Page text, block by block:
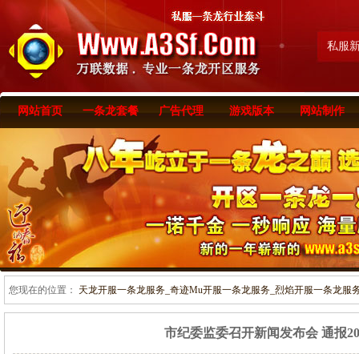
私服
网站首页 一条龙套餐 广告代理 游戏版本 网站制作
您现在的位置： 天龙开服一条龙服务_奇迹Mu开服一条龙服务_烈焰开服一条龙服
市纪委监委召开新闻发布会 通报